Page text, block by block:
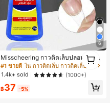
6
Misscheering กาวติดเล็บปลอม 20 กรั
ม แรงยึดสูง เจลสติกเกอร์เล็บนุ่ม แห้งเร็
ว เหมาะสำหรับผู้เริ่มต้นทำเล็บ ติดทนน
าน
#1 ขายดี
ใน กาวติดเล็บ กาวติดเล็บและสารยึดติด
1.4k+ sold
(1000+)
฿37 -5%
1